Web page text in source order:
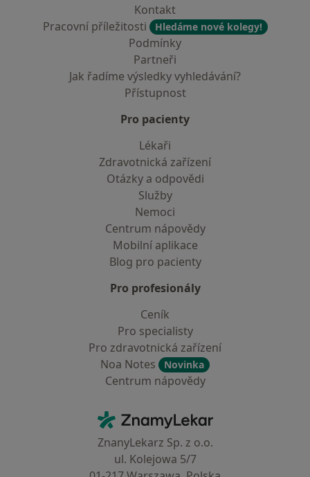
Kontakt
Pracovní příležitosti
Hledáme nové kolegy!
Podmínky
Partneři
Jak řadíme výsledky vyhledávání?
Přístupnost
Pro pacienty
Lékaři
Zdravotnická zařízení
Otázky a odpovědi
Služby
Nemoci
Centrum nápovědy
Mobilní aplikace
Blog pro pacienty
Pro profesionály
Ceník
Pro specialisty
Pro zdravotnická zařízení
Noa Notes
Novinka
Centrum nápovědy
ZnamyLekar - Hlavní stránka
ZnanyLekarz Sp. z o.o.
ul. Kolejowa 5/7